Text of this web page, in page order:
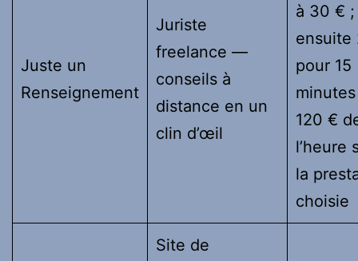
Juste un
Renseignement
Juriste
freelance —
conseils à
distance en un
clin d’œil
à 30 € ;
ensuite
pour 15
120 €
l’heure
la
choisie
Site de